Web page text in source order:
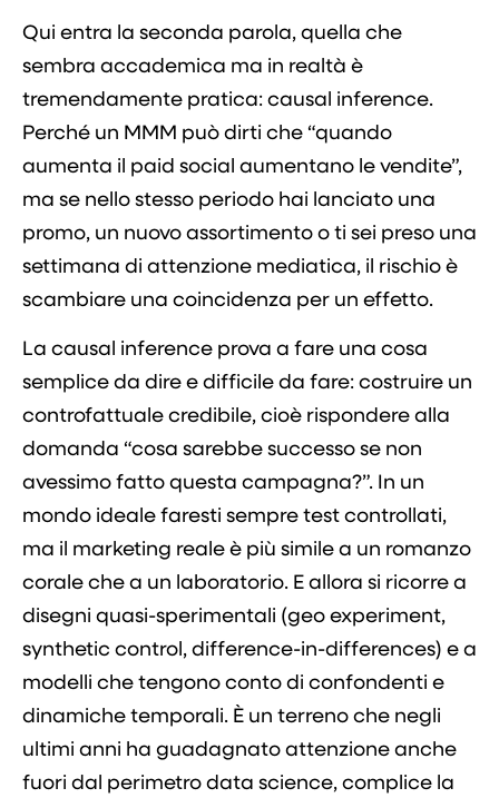
Qui entra la seconda parola, quella che
sembra accademica ma in realtà è
tremendamente pratica: causal inference.
Perché un MMM può dirti che “quando
aumenta il paid social aumentano le vendite”,
ma se nello stesso periodo hai lanciato una
promo, un nuovo assortimento o ti sei preso una
settimana di attenzione mediatica, il rischio è
scambiare una coincidenza per un effetto.
La causal inference prova a fare una cosa
semplice da dire e difficile da fare: costruire un
controfattuale credibile, cioè rispondere alla
domanda “cosa sarebbe successo se non
avessimo fatto questa campagna?”. In un
mondo ideale faresti sempre test controllati,
ma il marketing reale è più simile a un romanzo
corale che a un laboratorio. E allora si ricorre a
disegni quasi-sperimentali (geo experiment,
synthetic control, difference-in-differences) e a
modelli che tengono conto di confondenti e
dinamiche temporali. È un terreno che negli
ultimi anni ha guadagnato attenzione anche
fuori dal perimetro data science, complice la